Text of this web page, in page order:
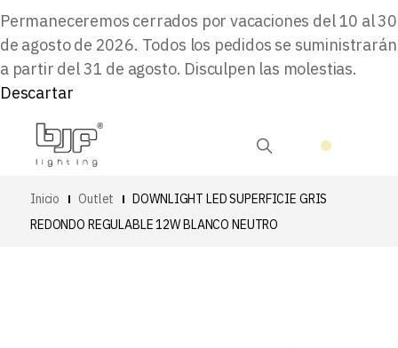
Permaneceremos cerrados por vacaciones del 10 al 30
de agosto de 2026. Todos los pedidos se suministrarán
a partir del 31 de agosto. Disculpen las molestias.
Descartar
Inicio Outlet
DOWNLIGHT LED SUPERFICIE GRIS
REDONDO REGULABLE 12W BLANCO NEUTRO